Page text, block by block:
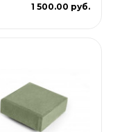
1 500.00 руб.